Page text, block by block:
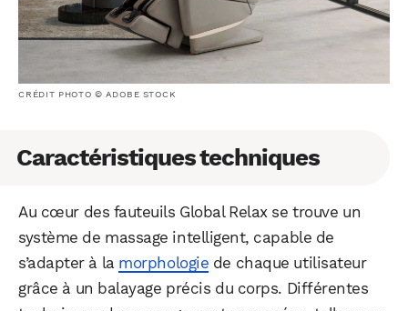
CRÉDIT PHOTO © ADOBE STOCK
Caractéristiques techniques
Au cœur des fauteuils Global Relax se trouve un
système de massage intelligent, capable de
s’adapter à la morphologie de chaque utilisateur
grâce à un balayage précis du corps. Différentes